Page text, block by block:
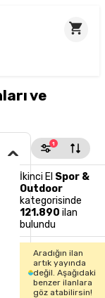
ve
1
İkinci El Spor &
Outdoor
kategorisinde
121.890 ilan
bulundu
Aradığın ilan
artık yayında
değil. Aşağıdaki
benzer ilanlara
göz atabilirsin!